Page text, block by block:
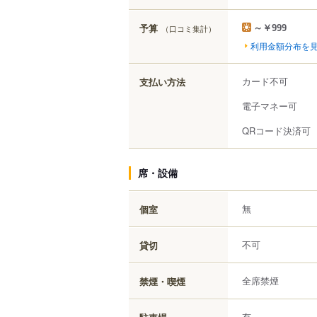
予算 （口コミ集計） ～￥999
利用金額分布を
支払い方法
カード不可
電子マネー可
QRコード決済可
席・設備
個室 無
貸切 不可
禁煙・喫煙 全席禁煙